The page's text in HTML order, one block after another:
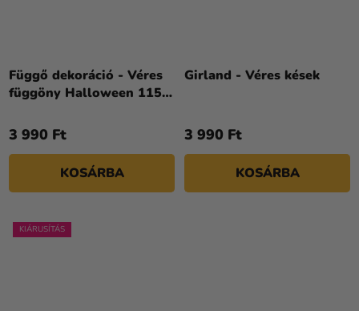
Függő dekoráció - Véres
függöny Halloween 115 x
3 990 Ft
KOSÁRBA
Girland - Véres kések
3 990 Ft
KOSÁRBA
KIÁRUSÍTÁS